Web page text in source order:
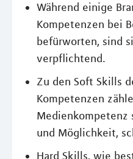
Während einige
Kompetenzen bei
befürworten, sind
verpflichtend.
Zu den Soft Skills
Kompetenzen
Medienkompetenz
und Möglichkeit,
Hard Skills, wie